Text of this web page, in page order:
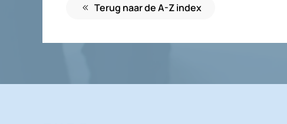
Terug naar de A-Z index